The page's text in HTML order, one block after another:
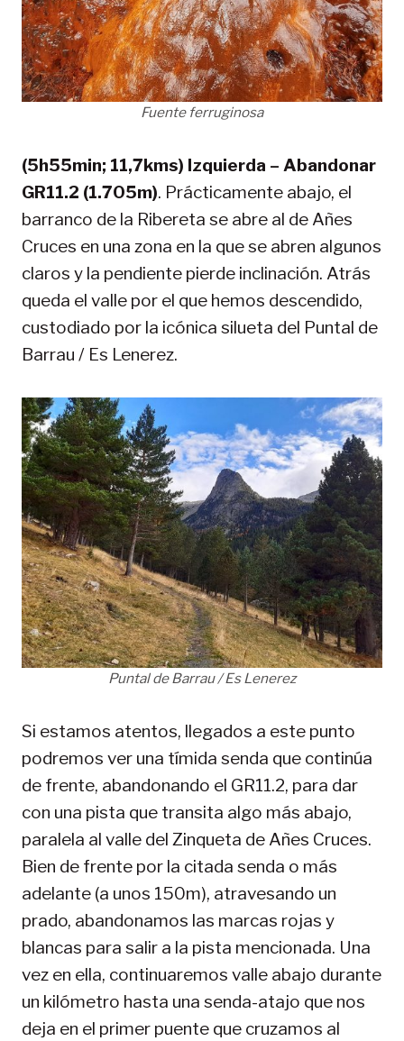
Fuente ferruginosa
(5h55min; 11,7kms) Izquierda – Abandonar
GR11.2 (1.705m). Prácticamente abajo, el
barranco de la Ribereta se abre al de Añes
Cruces en una zona en la que se abren algunos
claros y la pendiente pierde inclinación. Atrás
queda el valle por el que hemos descendido,
custodiado por la icónica silueta del Puntal de
Barrau / Es Lenerez.
Puntal de Barrau / Es Lenerez
Si estamos atentos, llegados a este punto
podremos ver una tímida senda que continúa
de frente, abandonando el GR11.2, para dar
con una pista que transita algo más abajo,
paralela al valle del Zinqueta de Añes Cruces.
Bien de frente por la citada senda o más
adelante (a unos 150m), atravesando un
prado, abandonamos las marcas rojas y
blancas para salir a la pista mencionada. Una
vez en ella, continuaremos valle abajo durante
un kilómetro hasta una senda-atajo que nos
deja en el primer puente que cruzamos al